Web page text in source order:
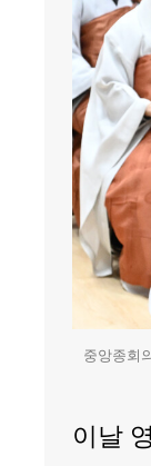
중앙종회
이날